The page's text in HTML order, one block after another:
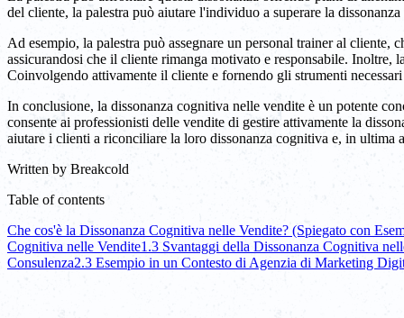
del cliente, la palestra può aiutare l'individuo a superare la
Ad esempio, la palestra può assegnare un personal trainer al
assicurandosi che il cliente rimanga motivato e responsabile. Inoltre,
Coinvolgendo attivamente il cliente e fornendo gli strumenti
In conclusione, la dissonanza cognitiva nelle vendite è un potente
consente ai professionisti delle vendite di gestire attivamente la
aiutare i clienti a riconciliare la loro dissonanza cognitiva e, in ultima
Written by Breakcold
Table of contents
Che cos'è la Dissonanza Cognitiva nelle Vendite? (Spiegato con
Cognitiva nelle Vendite1.3 Svantaggi della Dissonanza Cognitiva
Consulenza2.3 Esempio in un Contesto di Agenzia di Marketing